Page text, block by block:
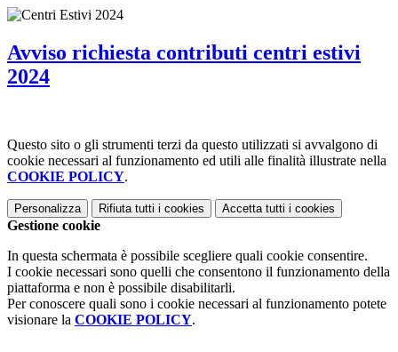
Avviso richiesta contributi centri estivi
2024
Questo sito o gli strumenti terzi da questo utilizzati si avvalgono di
cookie necessari al funzionamento ed utili alle finalità illustrate nella
COOKIE POLICY.
Personalizza Rifiuta tutti i cookies Accetta tutti i cookies
Gestione cookie
In questa schermata è possibile scegliere quali cookie consentire.
I cookie necessari sono quelli che consentono il funzionamento della
piattaforma e non è possibile disabilitarli.
Per conoscere quali sono i cookie necessari al funzionamento potete
visionare la COOKIE POLICY.